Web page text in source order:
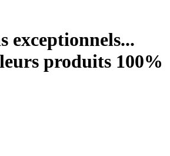
exceptionnels...
produits 100%